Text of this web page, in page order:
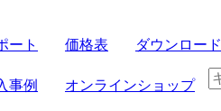
ート 価格表 ダウンロード
事例 オンラインショップ